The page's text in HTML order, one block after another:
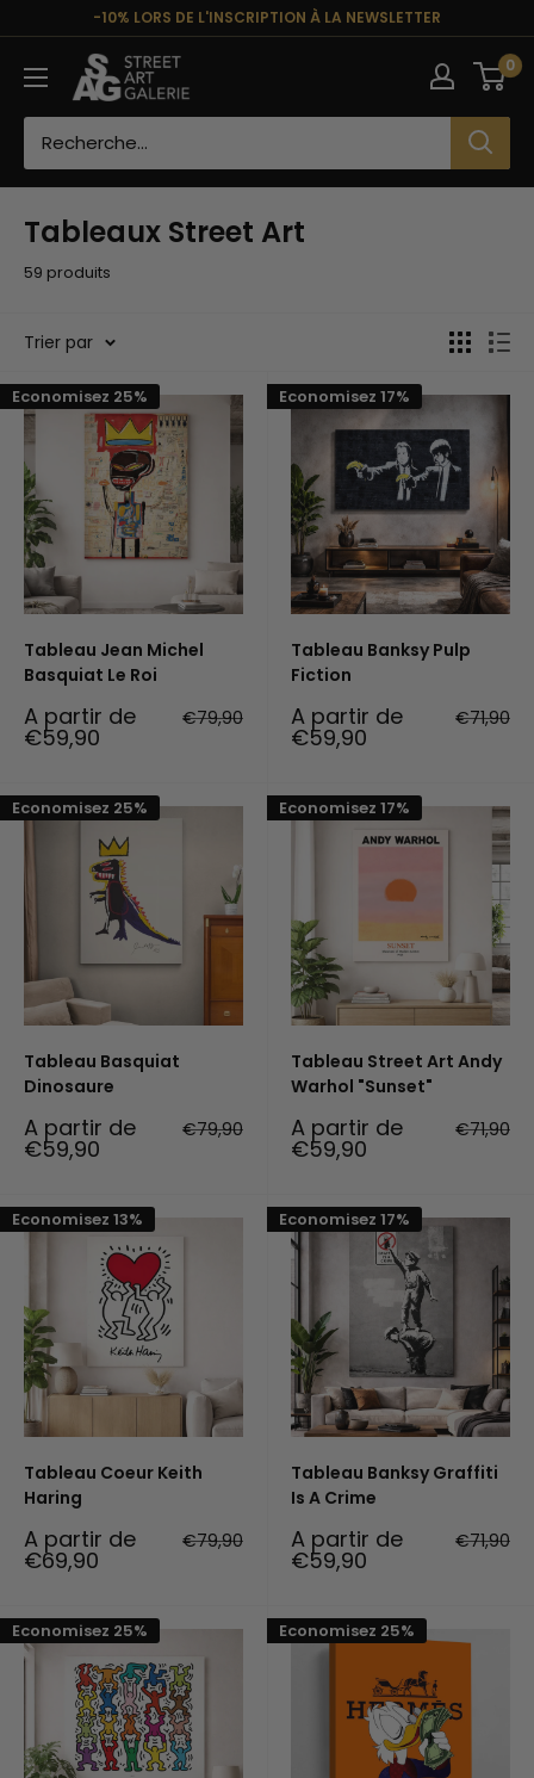
contenu
-10% LORS DE L'INSCRIPTION À LA NEWSLETTER
Street
Art
0
Tableaux Street Art
59 produits
Trier par
Economisez 25%
Tableau Jean Michel
Basquiat Le Roi
Prix
réduit
A partir de
€59,90
Prix
normal
€79,90
Economisez 17%
Tableau Banksy Pulp
Fiction
Prix
réduit
A partir de
€59,90
Prix
normal
€71,90
Economisez 25%
Tableau Basquiat
Dinosaure
Prix
réduit
A partir de
€59,90
Prix
normal
€79,90
Economisez 17%
Tableau Street Art Andy
Warhol "Sunset"
Prix
réduit
A partir de
€59,90
Prix
normal
€71,90
Economisez 13%
Tableau Coeur Keith
Haring
Prix
réduit
A partir de
€69,90
Prix
normal
€79,90
Economisez 17%
Tableau Banksy Graffiti
Is A Crime
Prix
réduit
A partir de
€59,90
Prix
normal
€71,90
Economisez 25% Economisez 25%